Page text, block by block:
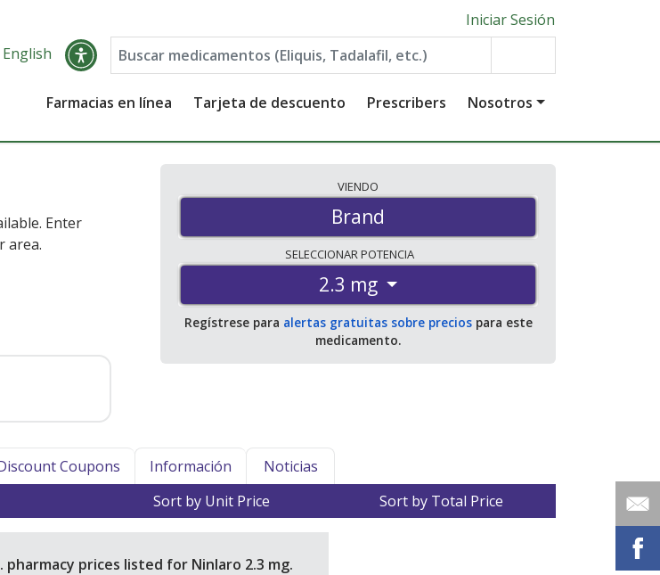
Iniciar Sesión
English
Farmacias en línea Tarjeta de descuento Prescribers Nosotros
. Enter
area.
VIENDO
Brand
SELECCIONARPOTENCIA
2.3 mg
Regístrese para alertas gratuitas sobre preciospara este
medicamento.
Coupons Información
Noticias
Sort by Unit Price Sort by Total Price
prices listed for Ninlaro 2.3 mg.